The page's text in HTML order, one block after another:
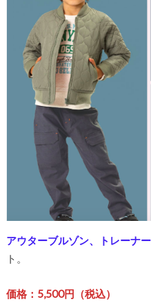
アウターブルゾン、トレーナ
ト。
価格：5,500円（税込）